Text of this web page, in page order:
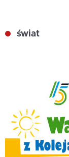
świat